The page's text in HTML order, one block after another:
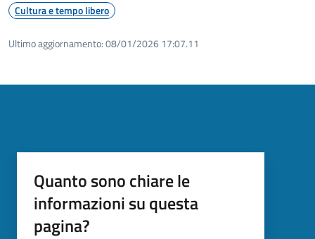
Cultura e tempo libero
Ultimo aggiornamento:08/01/2026 17:07.11
Quanto sono chiare le
informazioni su questa
pagina?